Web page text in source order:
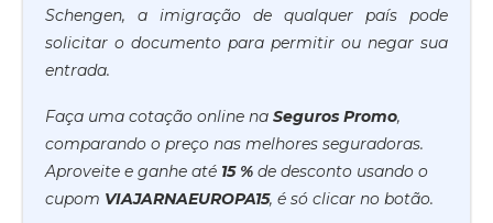
Schengen, a imigração de qualquer país pode
solicitar o documento para permitir ou negar sua
entrada.
Faça uma cotação online na Seguros Promo,
comparando o preço nas melhores seguradoras.
Aproveite e ganhe até 15 % de desconto usando o
cupom VIAJARNAEUROPA15, é só clicar no botão.